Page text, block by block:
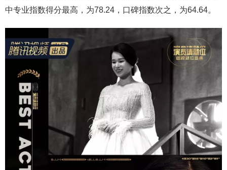
中专业指数得分最高，为78.24，口碑指数次之，为64.64。